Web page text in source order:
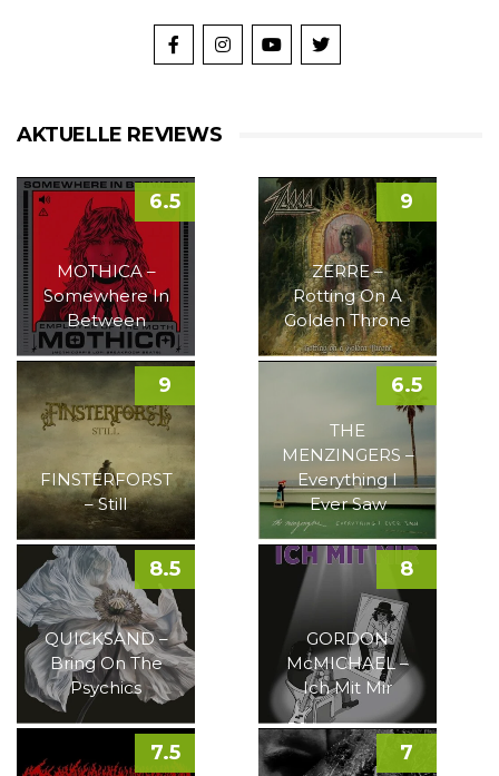
AKTUELLE REVIEWS
MOTHICA –
Somewhere In
Between
6.5
ZERRE –
Rotting On A
Golden Throne
9
FINSTERFORST
– Still
9
THE
MENZINGERS –
Everything I
Ever Saw
6.5
QUICKSAND –
Bring On The
Psychics
8.5
GORDON
McMICHAEL –
Ich Mit Mir
8
7.5 7